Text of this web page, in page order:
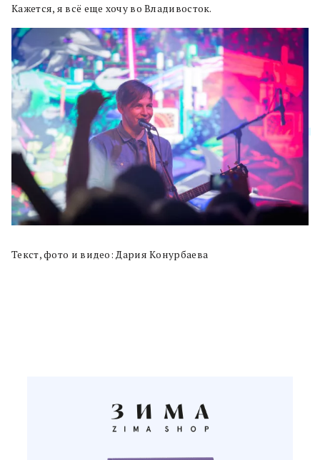
Кажется, я всё еще хочу во Владивосток.
Текст, фото и видео: Дария Конурбаева